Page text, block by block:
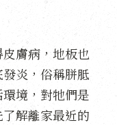
膚病，地板也
炎，俗稱胼胝
境，對牠們是
解離家最近的